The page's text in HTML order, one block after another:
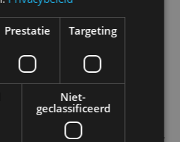
Revuelto eert 60 jaar Miura met
editie
fibre op je laadkabel: nergens voor nodig,
Prestatie Targeting
Niet-
geclassificeerd